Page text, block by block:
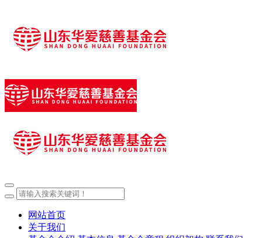
网站首页
关于我们